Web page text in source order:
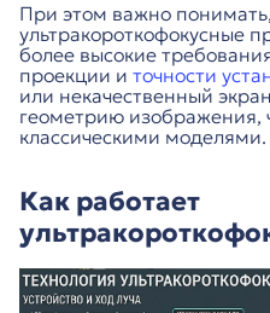
При этом важно
ультракороткофокусные
более высокие
проекции и точности
или некачественный
геометрию изображения,
классическими моделями.
Как работает